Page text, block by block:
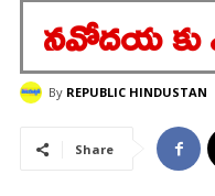
నవోదయ కు
By REPUBLIC HINDUSTAN
Share